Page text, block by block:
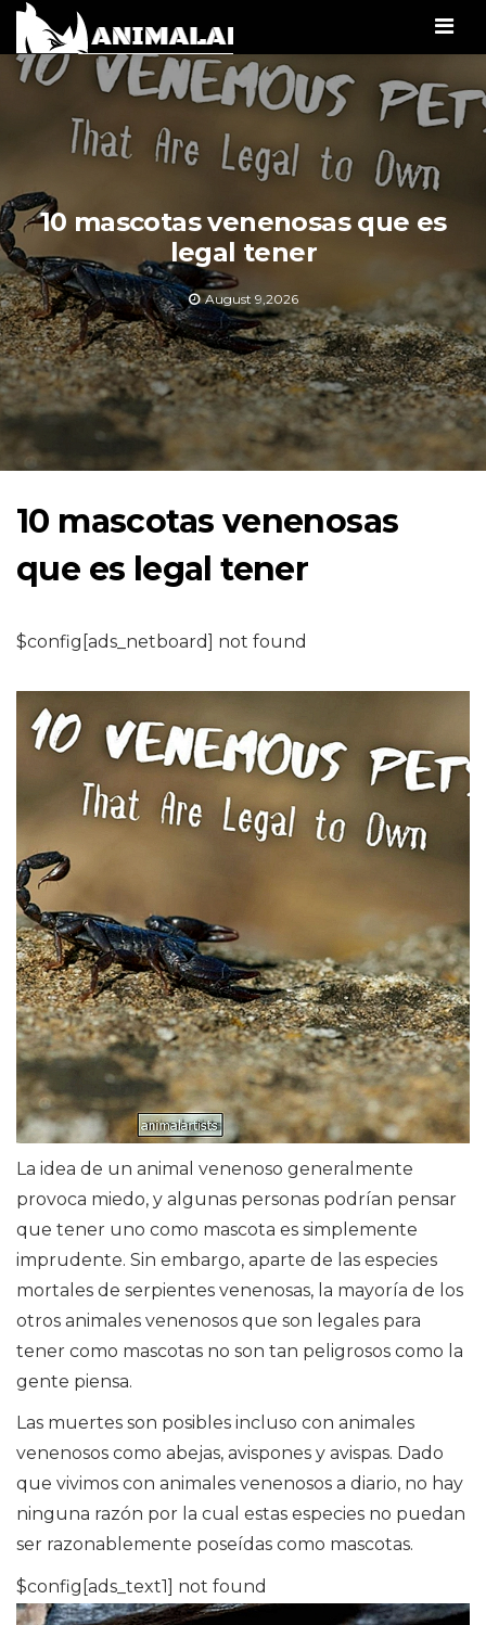
10 mascotas venenosas que es
legal tener
August 9,2026
10 mascotas venenosas
que es legal tener
$config[ads_netboard] not found
La idea de un animal venenoso generalmente
provoca miedo, y algunas personas podrían pensar
que tener uno como mascota es simplemente
imprudente. Sin embargo, aparte de las especies
mortales de serpientes venenosas, la mayoría de los
otros animales venenosos que son legales para
tener como mascotas no son tan peligrosos como la
gente piensa.
Las muertes son posibles incluso con animales
venenosos como abejas, avispones y avispas. Dado
que vivimos con animales venenosos a diario, no hay
ninguna razón por la cual estas especies no puedan
ser razonablemente poseídas como mascotas.
$config[ads_text1] not found